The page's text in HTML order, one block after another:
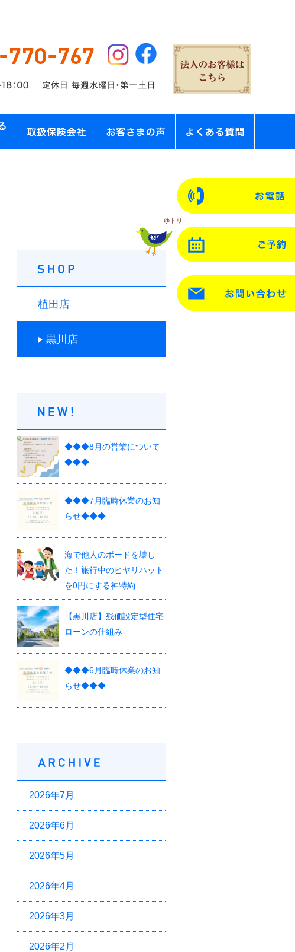
植田店
黒川店
◆◆◆8月の営業について
◆◆◆
◆◆◆7月臨時休業のお知
らせ◆◆◆
海で他人のボードを壊し
た！旅行中のヒヤリハット
を0円にする神特約
【黒川店】残価設定型住宅
ローンの仕組み
◆◆◆6月臨時休業のお知
らせ◆◆◆
2026年7月
2026年6月
2026年5月
2026年4月
2026年3月
2026年2月